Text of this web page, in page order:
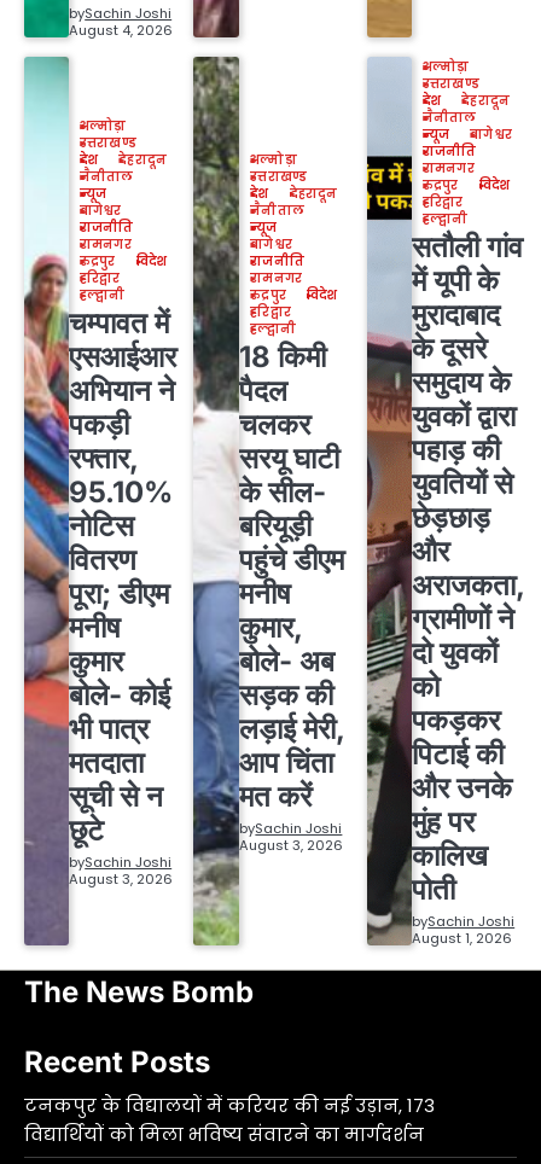
bySachin Joshi
August 4, 2026
अल्मोड़ा
उत्तराखण्ड
देश
देहरादून
नैनीताल
न्यूज
बागेश्वर
राजनीति
रामनगर
रुद्रपुर
विदेश
हरिद्वार
हल्द्वानी
चम्पावत में
एसआईआर
अभियान ने
पकड़ी
रफ्तार,
95.10%
नोटिस
वितरण
पूरा; डीएम
मनीष
कुमार
बोले- कोई
भी पात्र
मतदाता
सूची से न
छूटे
bySachin Joshi
August 3, 2026
अल्मोड़ा
उत्तराखण्ड
देश
देहरादून
नैनीताल
न्यूज
बागेश्वर
राजनीति
रामनगर
रुद्रपुर
विदेश
हरिद्वार
हल्द्वानी
18 किमी
पैदल
चलकर
सरयू घाटी
के सील-
बरियूड़ी
पहुंचे डीएम
मनीष
कुमार,
बोले- अब
सड़क की
लड़ाई मेरी,
आप चिंता
मत करें
bySachin Joshi
August 3, 2026
अल्मोड़ा
उत्तराखण्ड
देश
देहरादून
नैनीताल
न्यूज
बागेश्वर
राजनीति
रामनगर
रुद्रपुर
विदेश
हरिद्वार
हल्द्वानी
सतौली गांव
में यूपी के
मुरादाबाद
के दूसरे
समुदाय के
युवकों द्वारा
पहाड़ की
युवतियों से
छेड़छाड़
और
अराजकता,
ग्रामीणों ने
दो युवकों
को
पकड़कर
पिटाई की
और उनके
मुंह पर
कालिख
पोती
bySachin Joshi
August 1, 2026
The News Bomb
Recent Posts
टनकपुर के विद्यालयों में करियर की नई उड़ान, 173
विद्यार्थियों को मिला भविष्य संवारने का मार्गदर्शन